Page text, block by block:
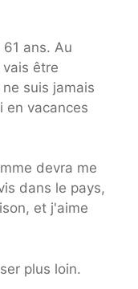
ans. Au
être
suis jamais
en vacances
devra me
dans le pays,
et j'aime
plus loin.